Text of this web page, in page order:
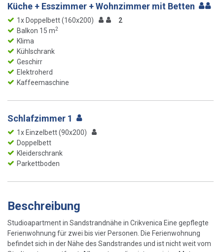
Küche + Esszimmer + Wohnzimmer mit Betten
1x Doppelbett (160x200)
2
Balkon 15 m2
Klima
Kühlschrank
Geschirr
Elektroherd
Kaffeemaschine
Schlafzimmer 1
1x Einzelbett (90x200)
Doppelbett
Kleiderschrank
Parkettboden
Beschreibung
Studioapartment in Sandstrandnähe in Crikvenica Eine gepflegte
Ferienwohnung für zwei bis vier Personen. Die Ferienwohnung
befindet sich in der Nähe des Sandstrandes und ist nicht weit vom